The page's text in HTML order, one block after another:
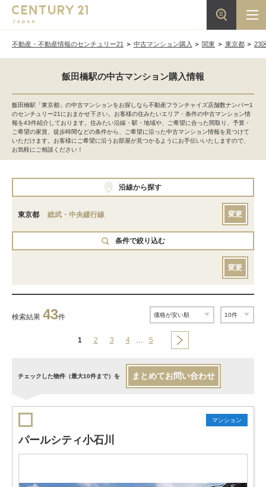
不動産・不動産情報のセンチュリー21 中古マンション購入 関東 東京都 23
飯田橋駅の中古マンション購入情報
飯田橋駅「東京都」の中古マンションをお探しなら不動産フランチャイズ店舗数ナンバー1
のセンチュリー21におまかせ下さい。お客様の住みたいエリア・条件の中古マンション情
報を43件紹介しております。住みたい沿線・駅・地域や、ご希望に合った間取り、予算・
ご希望の家賃、徒歩時間などの条件から、ご希望に沿った中古マンション情報を見つけて
いただけます。お客様にご希望に沿うお部屋が見つかるようにお手伝いいたしますので、
お気軽にご相談ください！
沿線から探す
東京都 総武・中央緩行線 変更
条件で絞り込む
変更
検索結果 43件
1 2 3 4 … 5
チェックした物件（最大10件まで）を まとめてお問い合わせ
マンション
パールシティ小石川